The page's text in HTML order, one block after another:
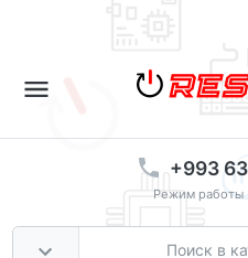
+993
Режим работы